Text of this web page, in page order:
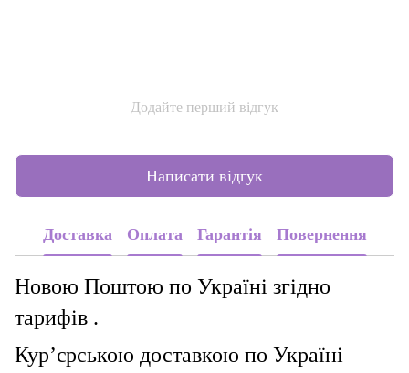
Додайте перший відгук
Написати відгук
Доставка Оплата Гарантія Повернення
Новою Поштою по Україні згідно
тарифів .
Кур’єрською доставкою по Україні